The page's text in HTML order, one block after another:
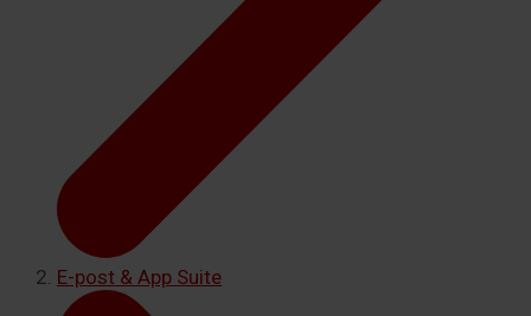
E-post & App Suite